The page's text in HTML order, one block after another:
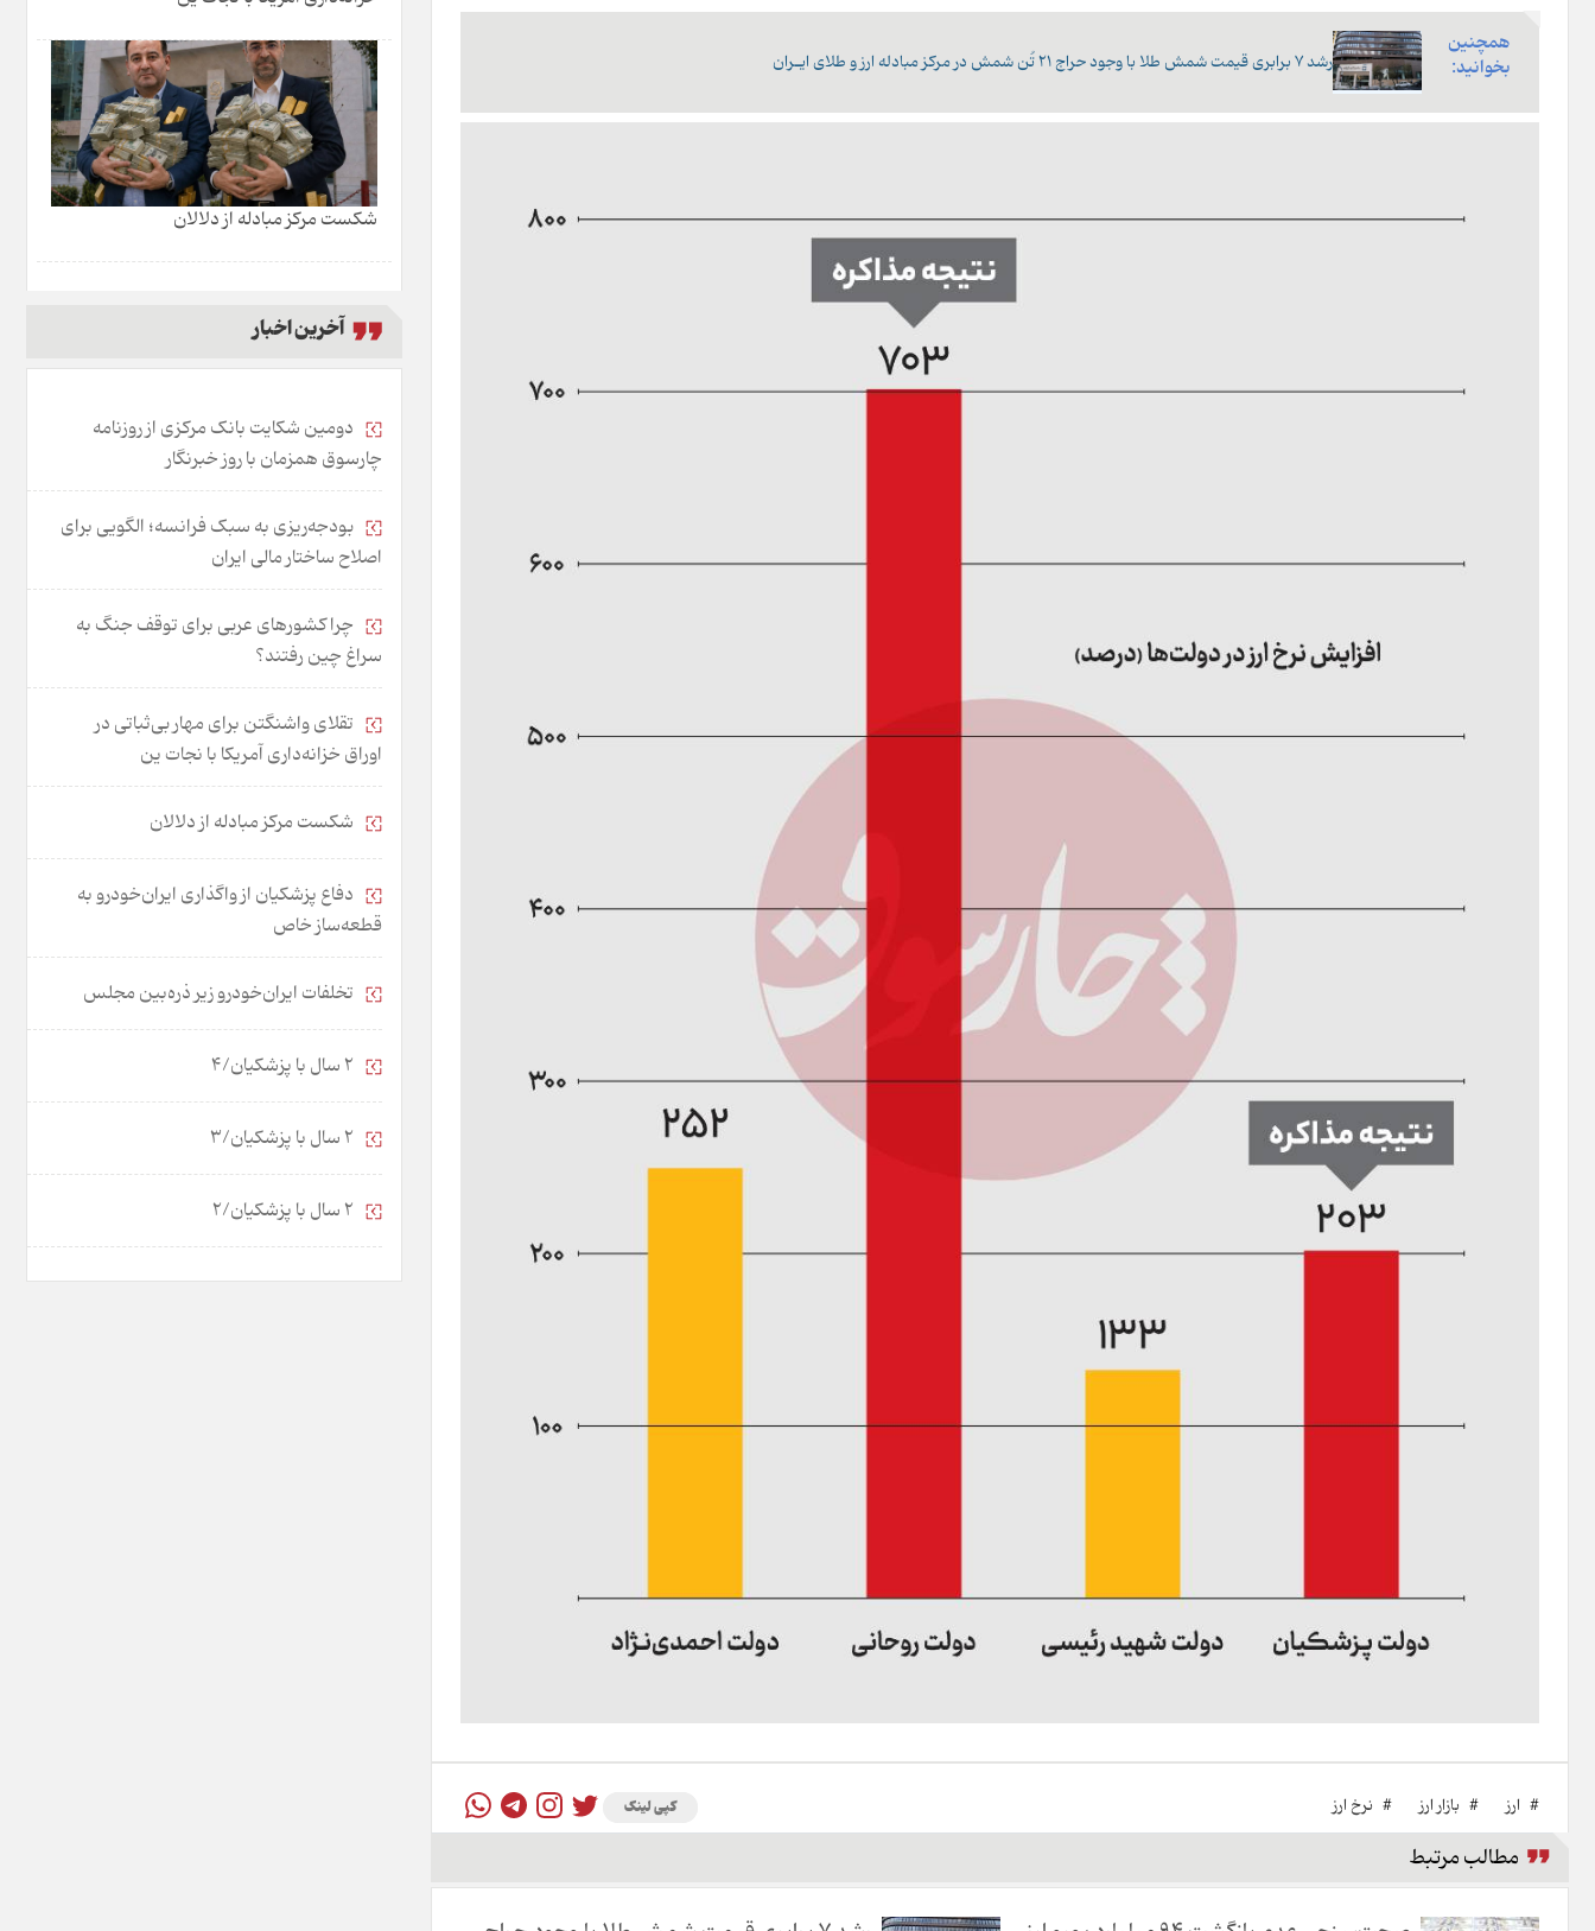
همچنین
بخوانید:
رشد ۷ برابری قیمت شمش طلا با وجود حراج ۲۱ تُن شمش در مرکز مبادله ارز و طلای ایـران
# ارز # بازار ارز # نرخ ارز کپی لینک
مطالب مرتبط
شکست مرکز مبادله از دلالان
آخرین اخبار
دومین شکایت بانک مرکزی از روزنامه
چارسوق همزمان با روز خبرنگار
بودجه‌ریزی به سبک فرانسه؛ الگویی برای
اصلاح ساختار مالی ایران
چرا کشورهای عربی برای توقف جنگ به
سراغ چین رفتند؟
تقلای واشنگتن برای مهار بی‌ثباتی در
اوراق خزانه‌داری آمریکا با نجات ین
شکست مرکز مبادله از دلالان
دفاع پزشکیان از واگذاری ایران‌خودرو به
قطعه‌ساز خاص
تخلفات ایران‌خودرو زیر ذره‌بین مجلس